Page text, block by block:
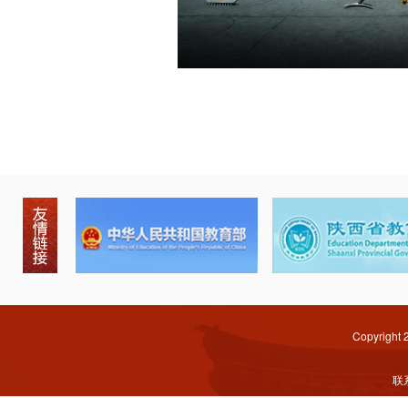
Copyright
联